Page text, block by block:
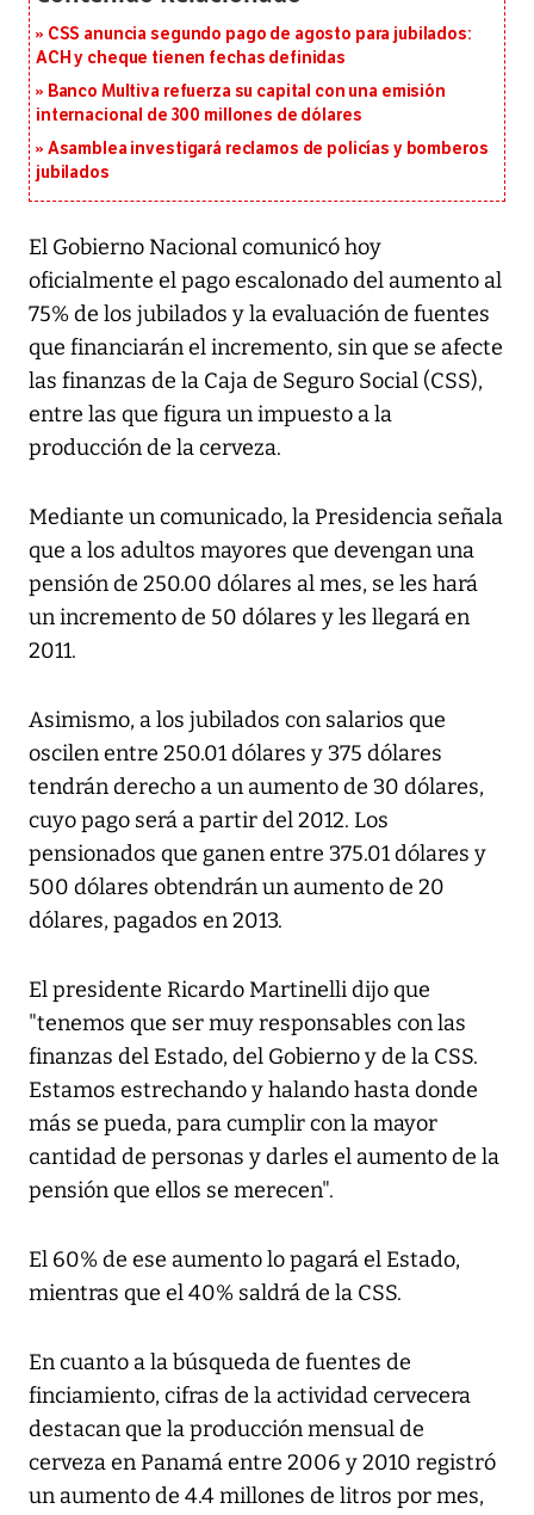
CSS anuncia segundo pago de agosto para jubilados:
ACH y cheque tienen fechas definidas
Banco Multiva refuerza su capital con una emisión
internacional de 300 millones de dólares
Asamblea investigará reclamos de policías y bomberos
jubilados
El Gobierno Nacional comunicó hoy
oficialmente el pago escalonado del aumento al
75% de los jubilados y la evaluación de fuentes
que financiarán el incremento, sin que se afecte
las finanzas de la Caja de Seguro Social (CSS),
entre las que figura un impuesto a la
producción de la cerveza.
Mediante un comunicado, la Presidencia señala
que a los adultos mayores que devengan una
pensión de 250.00 dólares al mes, se les hará
un incremento de 50 dólares y les llegará en
2011.
Asimismo, a los jubilados con salarios que
oscilen entre 250.01 dólares y 375 dólares
tendrán derecho a un aumento de 30 dólares,
cuyo pago será a partir del 2012. Los
pensionados que ganen entre 375.01 dólares y
500 dólares obtendrán un aumento de 20
dólares, pagados en 2013.
El presidente Ricardo Martinelli dijo que
"tenemos que ser muy responsables con las
finanzas del Estado, del Gobierno y de la CSS.
Estamos estrechando y halando hasta donde
más se pueda, para cumplir con la mayor
cantidad de personas y darles el aumento de la
pensión que ellos se merecen".
El 60% de ese aumento lo pagará el Estado,
mientras que el 40% saldrá de la CSS.
En cuanto a la búsqueda de fuentes de
finciamiento, cifras de la actividad cervecera
destacan que la producción mensual de
cerveza en Panamá entre 2006 y 2010 registró
un aumento de 4.4 millones de litros por mes,